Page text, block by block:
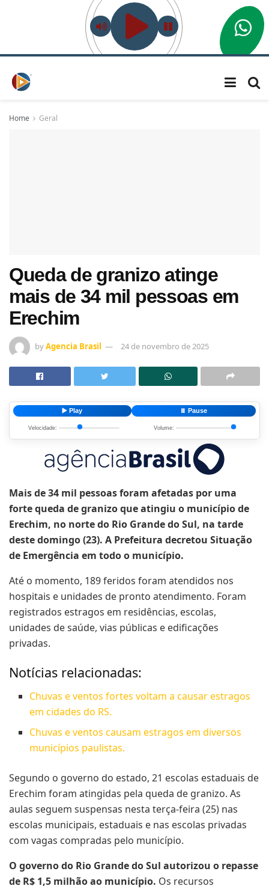
Home Geral
Queda de granizo atinge
mais de 34 mil pessoas em
Erechim
byAgencia Brasil 24 de novembro de 2025
▶️ Play ⏸️ Pause
Velocidade: Volume:
Mais de 34 mil pessoas foram afetadas por uma
forte queda de granizo que atingiu o município de
Erechim, no norte do Rio Grande do Sul, na tarde
deste domingo (23). A Prefeitura decretou Situação
de Emergência em todo o município.
Até o momento, 189 feridos foram atendidos nos
hospitais e unidades de pronto atendimento. Foram
registrados estragos em residências, escolas,
unidades de saúde, vias públicas e edificações
privadas.
Notícias relacionadas:
Chuvas e ventos fortes voltam a causar estragos
em cidades do RS.
Chuvas e ventos causam estragos em diversos
municípios paulistas.
Segundo o governo do estado, 21 escolas estaduais de
Erechim foram atingidas pela queda de granizo. As
aulas seguem suspensas nesta terça-feira (25) nas
escolas municipais, estaduais e nas escolas privadas
com vagas compradas pelo município.
O governo do Rio Grande do Sul autorizou o repasse
de R$ 1,5 milhão ao município. Os recursos